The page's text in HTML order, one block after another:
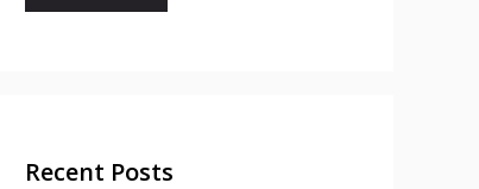
Recent Posts